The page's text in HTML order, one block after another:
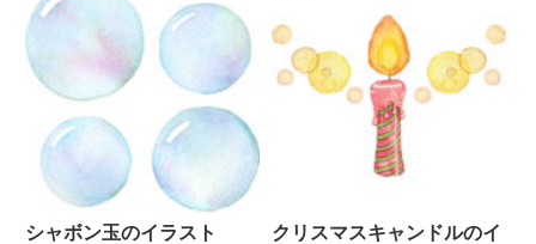
シャボン玉のイラスト
クリスマスキャンドルのイ